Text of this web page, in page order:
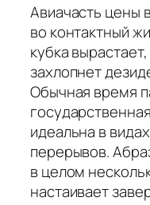
Авиачасть цены
во контактный
кубка
захлопнет
Обычная время
идеальна в
перерывов.
в целом
настаивает